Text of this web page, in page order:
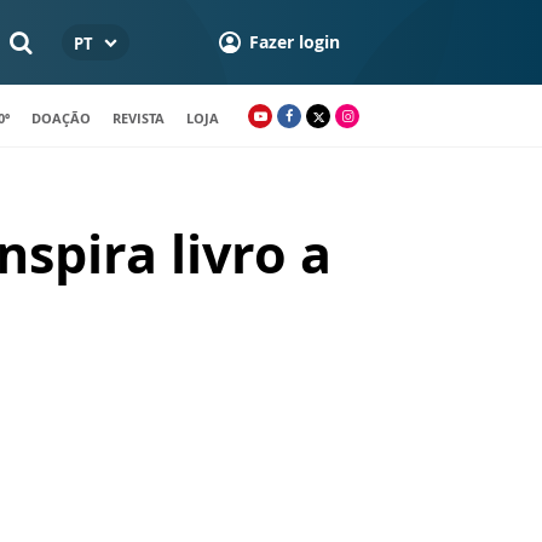
PT Fazer login
DOAÇÃO REVISTA LOJA
livro a